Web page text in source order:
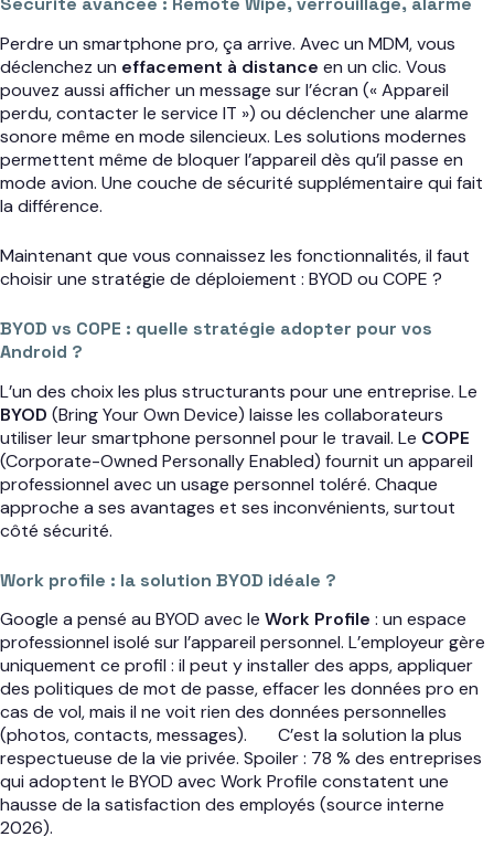
Perdre un smartphone pro, ça arrive. Avec un MDM, vous
déclenchez un effacement à distance en un clic. Vous
pouvez aussi afficher un message sur l’écran (« Appareil
perdu, contacter le service IT ») ou déclencher une alarme
sonore même en mode silencieux. Les solutions modernes
permettent même de bloquer l’appareil dès qu’il passe en
mode avion. Une couche de sécurité supplémentaire qui fait
la différence.
Maintenant que vous connaissez les fonctionnalités, il faut
choisir une stratégie de déploiement : BYOD ou COPE ?
BYOD vs COPE : quelle stratégie adopter pour vos
Android ?
L’un des choix les plus structurants pour une entreprise. Le
BYOD (Bring Your Own Device) laisse les collaborateurs
utiliser leur smartphone personnel pour le travail. Le COPE
(Corporate-Owned Personally Enabled) fournit un appareil
professionnel avec un usage personnel toléré. Chaque
approche a ses avantages et ses inconvénients, surtout
côté sécurité.
Work profile : la solution BYOD idéale ?
Google a pensé au BYOD avec le Work Profile : un espace
professionnel isolé sur l’appareil personnel. L’employeur gère
uniquement ce profil : il peut y installer des apps, appliquer
des politiques de mot de passe, effacer les données pro en
cas de vol, mais il ne voit rien des données personnelles
(photos, contacts, messages).
C’est la solution la plus
respectueuse de la vie privée. Spoiler : 78 % des entreprises
qui adoptent le BYOD avec Work Profile constatent une
hausse de la satisfaction des employés (source interne
2026).